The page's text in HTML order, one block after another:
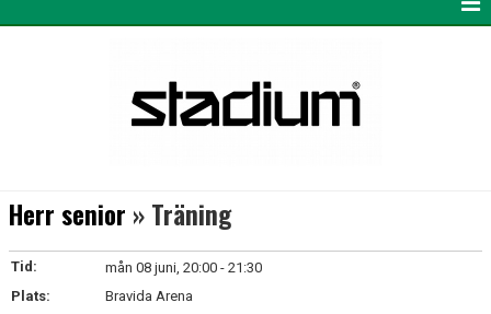
Herr senior » Träning
Tid:
mån 08 juni, 20:00 - 21:30
Plats:
Bravida Arena